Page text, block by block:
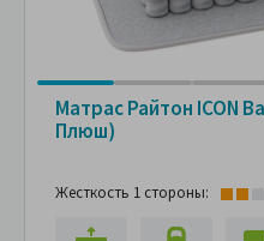
Матрас Райтон ICON
Плюш)
Жесткость 1 стороны: